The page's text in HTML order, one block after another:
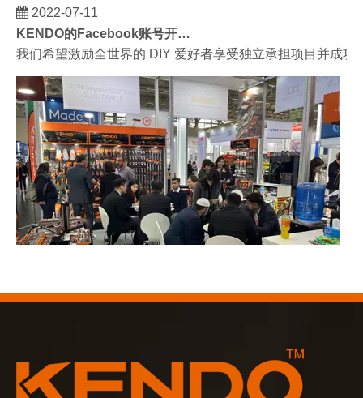
2022-07-11
我们希望激励全世界的 DIY 爱好者享受独立承担项目并成功
2023 年科隆博览会，Kendo 会见老朋友和结交新朋友的绝